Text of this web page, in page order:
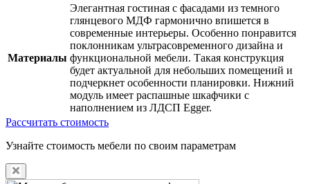
Материалы
Элегантная гостиная с фасадами из темного
глянцевого МДФ гармонично впишется в
современные интерьеры. Особенно понравится
поклонникам ультрасовременного дизайна и
функциональной мебели. Такая конструкция
будет актуальной для небольших помещений и
подчеркнет особенности планировки. Нижний
модуль имеет распашные шкафчики с
наполнением из ЛДСП Egger.
Рассчитать стоимость
Узнайте стоимость мебели по своим параметрам